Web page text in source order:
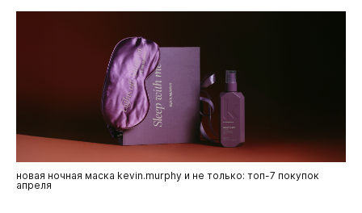
новая ночная маска kevin.murphy и не только: топ-7 покупок
апреля